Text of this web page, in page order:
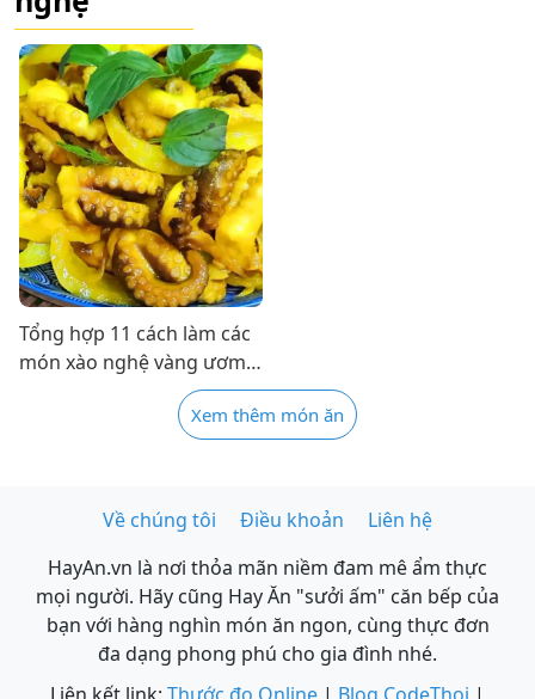
Tổng hợp 11 cách làm các
món xào nghệ vàng ươm
thơm ngon hấp dẫn ai
Xem thêm món ăn
Về chúng tôi Điều khoản
Liên hệ
HayAn.vn là nơi thỏa mãn niềm đam mê ẩm thực
mọi người. Hãy cũng Hay Ăn "sưởi ấm" căn bếp của
bạn với hàng nghìn món ăn ngon, cùng thực đơn
đa dạng phong phú cho gia đình nhé.